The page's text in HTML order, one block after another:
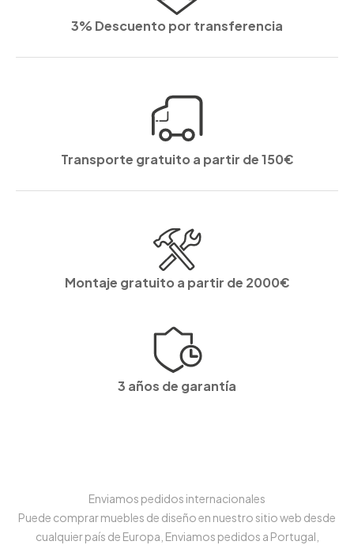
3% Descuento por transferencia
Transporte gratuito a partir de 150€
Montaje gratuito a partir de 2000€
3 años de garantía
Enviamos pedidos internacionales
Puede comprar muebles de diseño en nuestro sitio web desde
cualquier país de Europa, Enviamos pedidos a Portugal,